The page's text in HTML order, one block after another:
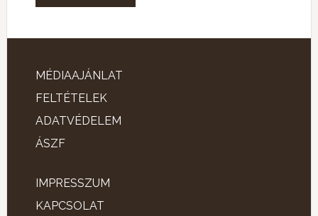
MÉDIAAJÁNLAT
FELTÉTELEK
ADATVÉDELEM
ÁSZF
IMPRESSZUM
KAPCSOLAT